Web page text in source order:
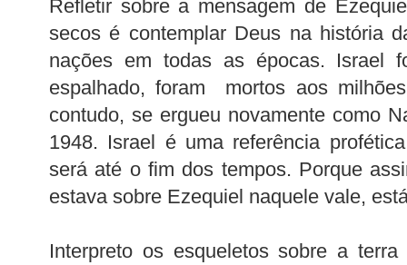
Refletir sobre a mensagem de
secos é contemplar Deus na história
nações em todas as épocas. Israel
espalhado, foram mortos aos
contudo, se ergueu novamente como
1948. Israel é uma referência
será até o fim dos tempos. Porque
estava sobre Ezequiel naquele vale,
Interpreto os esqueletos sobre a